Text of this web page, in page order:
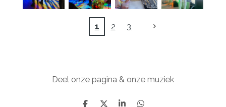
1 2 3
Deel onze pagina & onze muziek